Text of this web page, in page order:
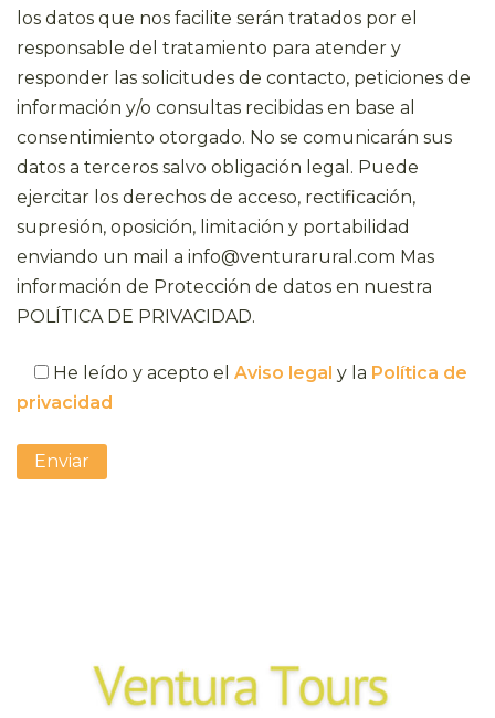
los datos que nos facilite serán tratados por el
responsable del tratamiento para atender y
responder las solicitudes de contacto, peticiones de
información y/o consultas recibidas en base al
consentimiento otorgado. No se comunicarán sus
datos a terceros salvo obligación legal. Puede
ejercitar los derechos de acceso, rectificación,
supresión, oposición, limitación y portabilidad
enviando un mail a info@venturarural.com Mas
información de Protección de datos en nuestra
POLÍTICA DE PRIVACIDAD.
He leído y acepto el Aviso legal y la Política de
privacidad